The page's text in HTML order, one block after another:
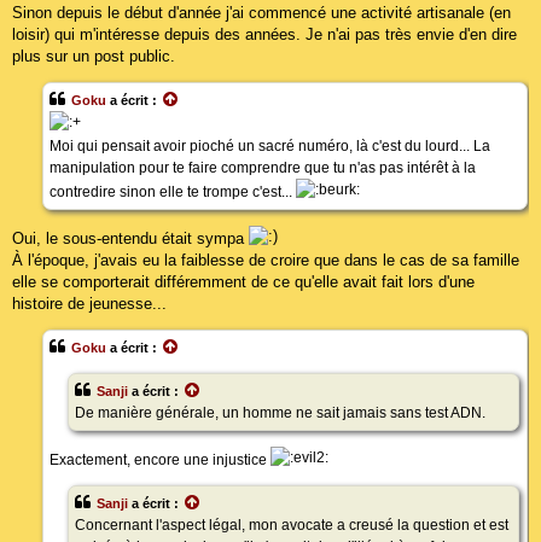
Sinon depuis le début d'année j'ai commencé une activité artisanale (en
loisir) qui m'intéresse depuis des années. Je n'ai pas très envie d'en dire
plus sur un post public.
Goku a écrit :
Moi qui pensait avoir pioché un sacré numéro, là c'est du lourd... La
manipulation pour te faire comprendre que tu n'as pas intérêt à la
contredire sinon elle te trompe c'est...
Oui, le sous-entendu était sympa
À l'époque, j'avais eu la faiblesse de croire que dans le cas de sa famille
elle se comporterait différemment de ce qu'elle avait fait lors d'une
histoire de jeunesse...
Goku a écrit :
Sanji a écrit :
De manière générale, un homme ne sait jamais sans test ADN.
Exactement, encore une injustice
Sanji a écrit :
Concernant l'aspect légal, mon avocate a creusé la question et est